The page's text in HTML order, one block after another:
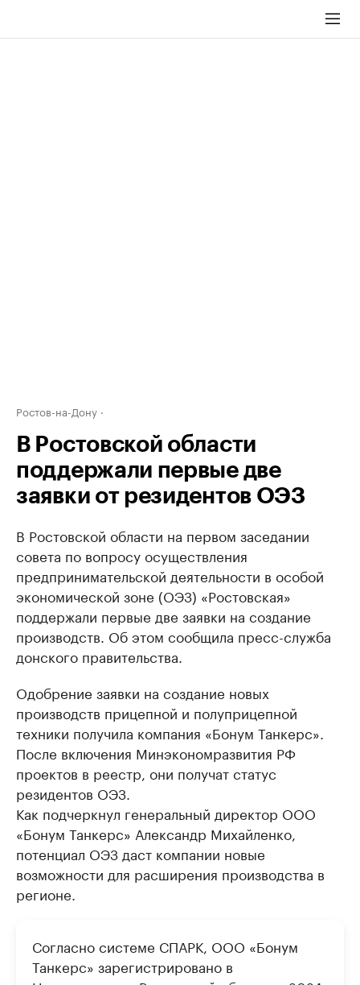
Ростов-на-Дону
В Ростовской области
поддержали первые две
заявки от резидентов ОЭЗ
В Ростовской области на первом заседании
совета по вопросу осуществления
предпринимательской деятельности в особой
экономической зоне (ОЭЗ) «Ростовская»
поддержали первые две заявки на создание
производств. Об этом сообщила пресс-служба
донского правительства.
Одобрение заявки на создание новых
производств прицепной и полуприцепной
техники получила компания «Бонум Танкерс».
После включения Минэкономразвития РФ
проектов в реестр, они получат статус
резидентов ОЭЗ.
Как подчеркнул генеральный директор ООО
«Бонум Танкерс» Александр Михайленко,
потенциал ОЭЗ даст компании новые
возможности для расширения производства в
регионе.
Согласно системе СПАРК, ООО «Бонум
Танкерс» зарегистрировано в